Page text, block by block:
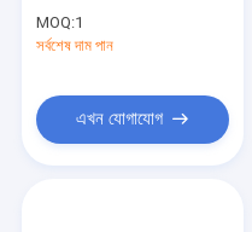
MOQ:1
সর্বশেষ দাম পান
এখন যোগাযোগ